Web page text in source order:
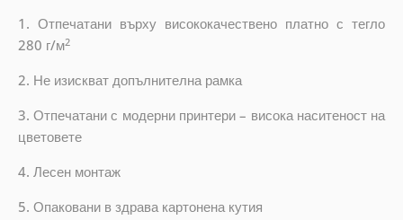
1. Отпечатани върху висококачествено платно с тегло
280 г/м2
2. Не изискват допълнителна рамка
3. Отпечатани с модерни принтери – висока наситеност на
цветовете
4. Лесен монтаж
5. Опаковани в здрава картонена кутия